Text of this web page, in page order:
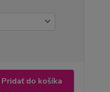
Pridať do košíka